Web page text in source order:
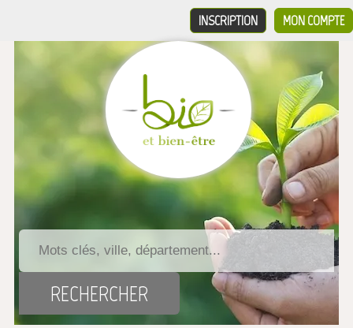
MON COMPTE
INSCRIPTION